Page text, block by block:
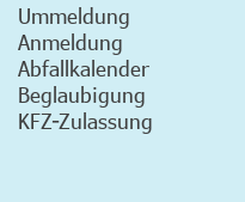
Ummeldung
Anmeldung
Abfallkalender
Beglaubigung
KFZ-Zulassung